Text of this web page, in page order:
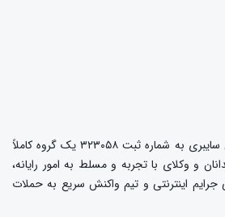
گروه حقوقی تخصصی وکیل سایبری به شماره ثبت ۳۲۳۰۵۸ یک گروه کاملاً
و وکلای با تجربه و مسلط به امور رایانه،
جرایم اینترنتی و تیم واکنش سریع به حملات